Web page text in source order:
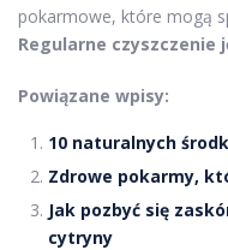
pokarmowe, które mogą
Regularne czyszczenie
Powiązane wpisy:
10 naturalnych
Zdrowe pokarmy,
Jak pozbyć się
cytryny